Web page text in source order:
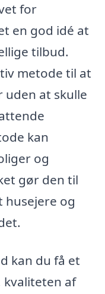
for
en god idé at
tilbud.
metode til at
at skulle
kan
og
gør den til
og
kan du få et
kvaliteten af